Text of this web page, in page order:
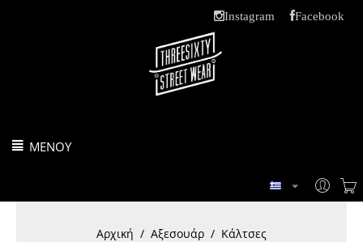
Instagram Facebook
ΜΕΝΟΎ
Αρχική / Αξεσουάρ / Κάλτσες